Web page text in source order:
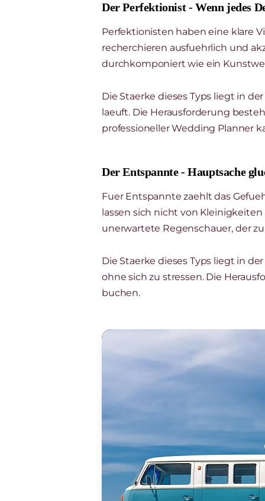
Der Perfektionist - Wenn jedes
Perfektionisten haben eine klare
recherchieren ausfuehrlich und
durchkomponiert wie ein
Die Staerke dieses Typs liegt in
laeuft. Die Herausforderung
professioneller Wedding Planner
Der Entspannte - Hauptsache
Fuer Entspannte zaehlt das
lassen sich nicht von
unerwartete Regenschauer, der
Die Staerke dieses Typs liegt in
ohne sich zu stressen. Die
buchen.